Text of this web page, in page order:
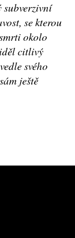
subverzivní
se kterou
okolo
citlivý
svého
ještě